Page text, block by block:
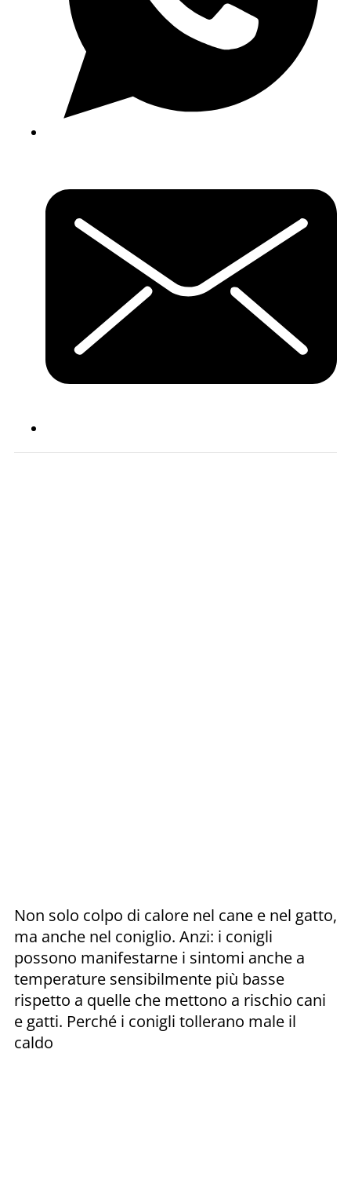
Non solo colpo di calore nel cane e nel gatto,
ma anche nel coniglio. Anzi: i conigli
possono manifestarne i sintomi anche a
temperature sensibilmente più basse
rispetto a quelle che mettono a rischio cani
e gatti. Perché i conigli tollerano male il
caldo